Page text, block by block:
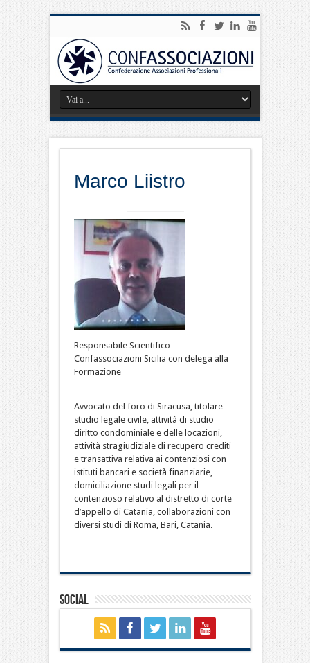
Marco Liistro
Responsabile Scientifico
Confassociazioni Sicilia con delega alla
Formazione
Avvocato del foro di Siracusa, titolare
studio legale civile, attività di studio
diritto condominiale e delle locazioni,
attività stragiudiziale di recupero crediti
e transattiva relativa ai contenziosi con
istituti bancari e società finanziarie,
domiciliazione studi legali per il
contenzioso relativo al distretto di corte
d’appello di Catania, collaborazioni con
diversi studi di Roma, Bari, Catania.
Social